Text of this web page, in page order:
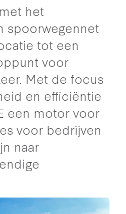
het
spoorwegennet
tot een
voor
Met de focus
en efficiëntie
een motor voor
voor bedrijven
naar